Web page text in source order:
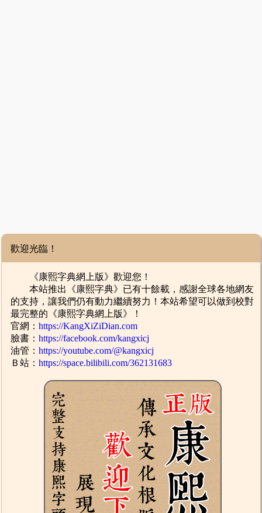
歡迎光臨！
《康熙字典網上版》歡迎您！
本站推出《康熙字典》已有十餘載，感謝全球各地網友
的支持，讓我們仍有動力繼續努力！本站希望可以做到校對
最完整的《康熙字典網上版》！
官網：https://KangXiZiDian.com
臉書：https://facebook.com/kangxicj
油管：https://youtube.com/@kangxicj
Ｂ站：https://space.bilibili.com/362131683